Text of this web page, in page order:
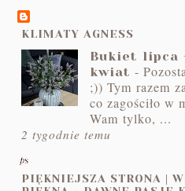
KLIMATY AGNESS
Bukiet lipca
kwiat -
;)) Tym razem
co zagościło w
Wam tylko, ...
2 tygodnie temu
PIĘKNIEJSZA STRONA |